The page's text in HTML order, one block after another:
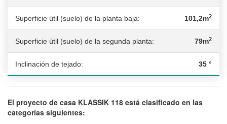
Superficie útil (suelo) de la planta baja: 101,2m2
Superficie útil (suelo) de la segunda planta: 79m2
Inclinación de tejado: 35 °
El proyecto de casa KLASSIK 118 está clasificado en las
categorías siguientes: